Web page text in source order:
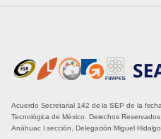
Acuerdo Secretarial 142 de la SEP de la
Tecnológica de México. Derechos
Anáhuac I sección, Delegación Miguel